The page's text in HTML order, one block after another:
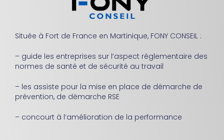
Située à Fort de France en Martinique, FONY CONSEIL :
– guide les entreprises sur l’aspect réglementaire des
normes de santé et de sécurité au travail
– les assiste pour la mise en place de démarche de
prévention, de démarche RSE
– concourt à l’amélioration de la performance